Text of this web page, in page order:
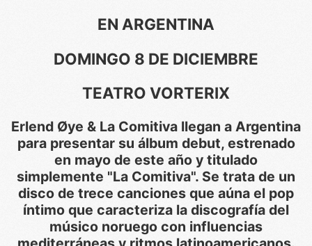
EN ARGENTINA
DOMINGO 8 DE DICIEMBRE
TEATRO VORTERIX
Erlend Øye & La Comitiva llegan a Argentina
para presentar su álbum debut, estrenado
en mayo de este año y titulado
simplemente "La Comitiva". Se trata de un
disco de trece canciones que aúna el pop
íntimo que caracteriza la discografía del
músico noruego con influencias